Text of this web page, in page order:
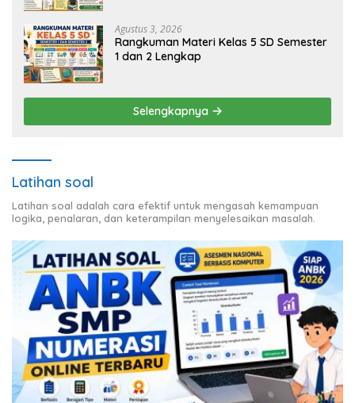
Agustus 3, 2026
Rangkuman Materi Kelas 5 SD Semester
1 dan 2 Lengkap
Selengkapnya
Latihan soal
Latihan soal adalah cara efektif untuk mengasah kemampuan
logika, penalaran, dan keterampilan menyelesaikan masalah.